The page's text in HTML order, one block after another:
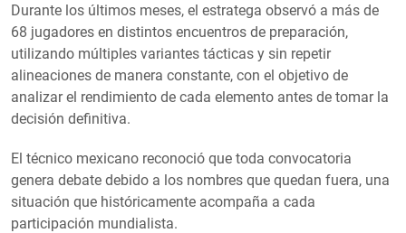
Durante los últimos meses, el estratega observó a más de
68 jugadores en distintos encuentros de preparación,
utilizando múltiples variantes tácticas y sin repetir
alineaciones de manera constante, con el objetivo de
analizar el rendimiento de cada elemento antes de tomar la
decisión definitiva.
El técnico mexicano reconoció que toda convocatoria
genera debate debido a los nombres que quedan fuera, una
situación que históricamente acompaña a cada
participación mundialista.